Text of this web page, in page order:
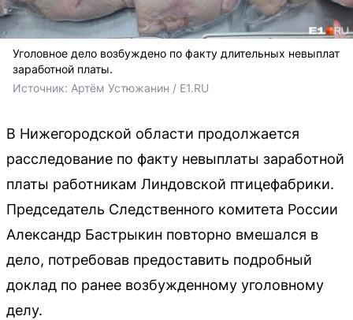
Уголовное дело возбуждено по факту длительных невыплат
заработной платы.
Источник: Артём Устюжанин / E1.RU
В Нижегородской области продолжается
расследование по факту невыплаты заработной
платы работникам Линдовской птицефабрики.
Председатель Следственного комитета России
Александр Бастрыкин повторно вмешался в
дело, потребовав предоставить подробный
доклад по ранее возбужденному уголовному
делу.